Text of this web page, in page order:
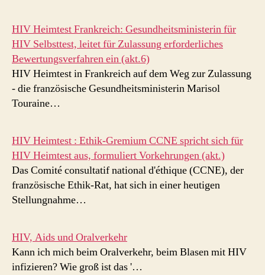
HIV Heimtest Frankreich: Gesundheitsministerin für
HIV Selbsttest, leitet für Zulassung erforderliches
Bewertungsverfahren ein (akt.6)
HIV Heimtest in Frankreich auf dem Weg zur Zulassung
- die französische Gesundheitsministerin Marisol
Touraine…
HIV Heimtest : Ethik-Gremium CCNE spricht sich für
HIV Heimtest aus, formuliert Vorkehrungen (akt.)
Das Comité consultatif national d'éthique (CCNE), der
französische Ethik-Rat, hat sich in einer heutigen
Stellungnahme…
HIV, Aids und Oralverkehr
Kann ich mich beim Oralverkehr, beim Blasen mit HIV
infizieren? Wie groß ist das '…